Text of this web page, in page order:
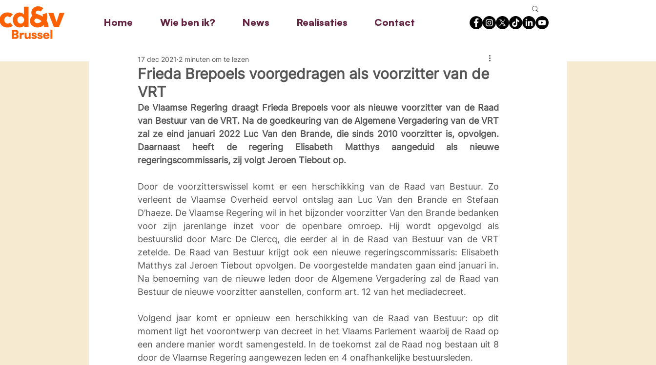
Home Wie ben ik? News Realisaties Contact
Frieda Brepoels voorgedragen als voorzitter van de
VRT
17 dec 2021 2 minuten om te lezen
De Vlaamse Regering draagt Frieda Brepoels voor als nieuwe voorzitter van de Raad
van Bestuur van de VRT. Na de goedkeuring van de Algemene Vergadering van de VRT
zal ze eind januari 2022 Luc Van den Brande, die sinds 2010 voorzitter is, opvolgen.
Daarnaast heeft de regering Elisabeth Matthys aangeduid als nieuwe
regeringscommissaris, zij volgt Jeroen Tiebout op.
Door de voorzitterswissel komt er een herschikking van de Raad van Bestuur. Zo
verleent de Vlaamse Overheid eervol ontslag aan Luc Van den Brande en Stefaan
D’haeze. De Vlaamse Regering wil in het bijzonder voorzitter Van den Brande bedanken
voor zijn jarenlange inzet voor de openbare omroep. Hij wordt opgevolgd als
bestuurslid door Marc De Clercq, die eerder al in de Raad van Bestuur van de VRT
zetelde. De Raad van Bestuur krijgt ook een nieuwe regeringscommissaris: Elisabeth
Matthys zal Jeroen Tiebout opvolgen. De voorgestelde mandaten gaan eind januari in.
Na benoeming van de nieuwe leden door de Algemene Vergadering zal de Raad van
Bestuur de nieuwe voorzitter aanstellen, conform art. 12 van het mediadecreet.
Volgend jaar komt er opnieuw een herschikking van de Raad van Bestuur: op dit
moment ligt het voorontwerp van decreet in het Vlaams Parlement waarbij de Raad op
een andere manier wordt samengesteld. In de toekomst zal de Raad nog bestaan uit 8
door de Vlaamse Regering aangewezen leden en 4 onafhankelijke bestuursleden.